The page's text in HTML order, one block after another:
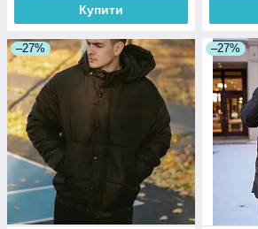
Купити
–27% –27%